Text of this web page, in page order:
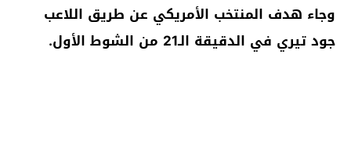
وجاء هدف المنتخب الأمريكي عن طريق اللاعب
جود تيري في الدقيقة الـ21 من الشوط الأول.